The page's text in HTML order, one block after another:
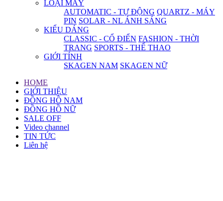
LOẠI MÁY
AUTOMATIC - TỰ ĐỘNG QUARTZ - MÁY
PIN SOLAR - NL ÁNH SÁNG
KIỂU DÁNG
CLASSIC - CỔ ĐIỂN FASHION - THỜI
TRANG SPORTS - THỂ THAO
GIỚI TÍNH
SKAGEN NAM SKAGEN NỮ
HOME
GIỚI THIỆU
ĐỒNG HỒ NAM
ĐỒNG HỒ NỮ
SALE OFF
Video channel
TIN TỨC
Liên hệ